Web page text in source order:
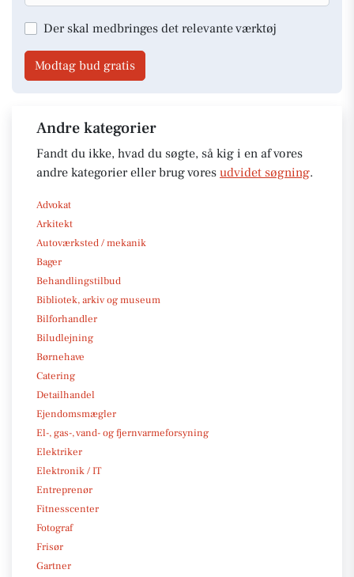
Der skal medbringes det relevante værktøj
Modtag bud gratis
Andre kategorier
Fandt du ikke, hvad du søgte, så kig i en af vores
andre kategorier eller brug vores udvidet søgning.
Advokat
Arkitekt
Autoværksted / mekanik
Bager
Behandlingstilbud
Bibliotek, arkiv og museum
Bilforhandler
Biludlejning
Børnehave
Catering
Detailhandel
Ejendomsmægler
El-, gas-, vand- og fjernvarmeforsyning
Elektriker
Elektronik / IT
Entreprenør
Fitnesscenter
Fotograf
Frisør
Gartner